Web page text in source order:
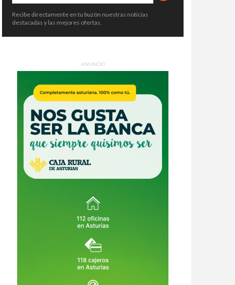
El crimen de Llanes destapa una
cadena de alertas: el asesino había
Recibe directamente en tu buzón nuestras noticias
destacadas y las mejores ofertas.
ANUNCIO